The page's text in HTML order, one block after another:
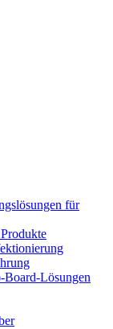
für
Board-Lösungen